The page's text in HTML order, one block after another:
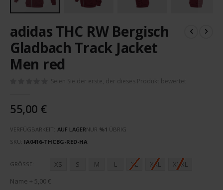
Anfang
der
Bildergalerie
springen
adidas THC RW Bergisch
Gladbach Track Jacket
Men red
Seien Sie der erste, der dieses Produkt bewertet
55,00 €
VERFÜGBARKEIT: AUF LAGERNUR %1 ÜBRIG
SKU IA0416-THCBG-RED-HA
GRÖSSE XS S M L XL XXL
XXXL
Name + 5,00 €